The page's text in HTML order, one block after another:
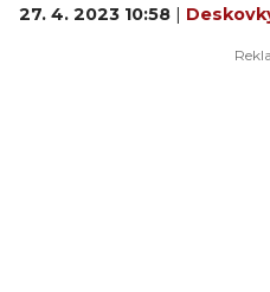
27. 4. 2023 10:58 |